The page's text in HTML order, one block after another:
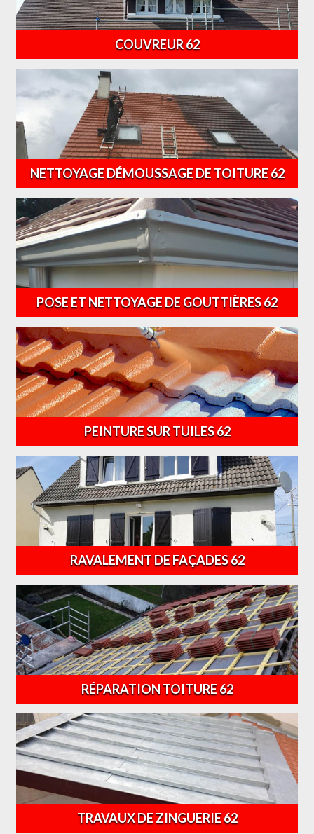
COUVREUR 62
NETTOYAGE DÉMOUSSAGE DE TOITURE 62
POSE ET NETTOYAGE DE GOUTTIÈRES 62
PEINTURE SUR TUILES 62
RAVALEMENT DE FAÇADES 62
RÉPARATION TOITURE 62
TRAVAUX DE ZINGUERIE 62